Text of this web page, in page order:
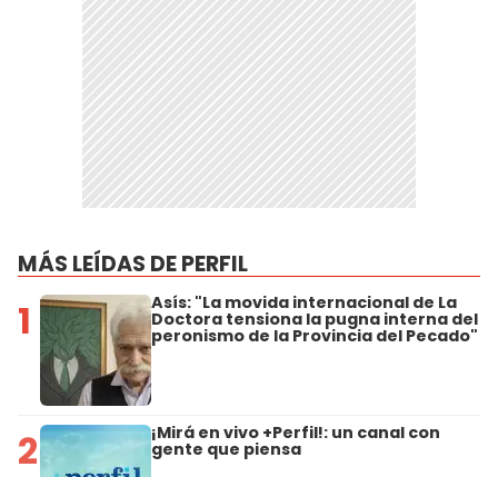
MÁS LEÍDAS DE PERFIL
1 Asís: "La movida internacional de La
Doctora tensiona la pugna interna del
peronismo de la Provincia del Pecado"
2 ¡Mirá en vivo +Perfil!: un canal con
gente que piensa